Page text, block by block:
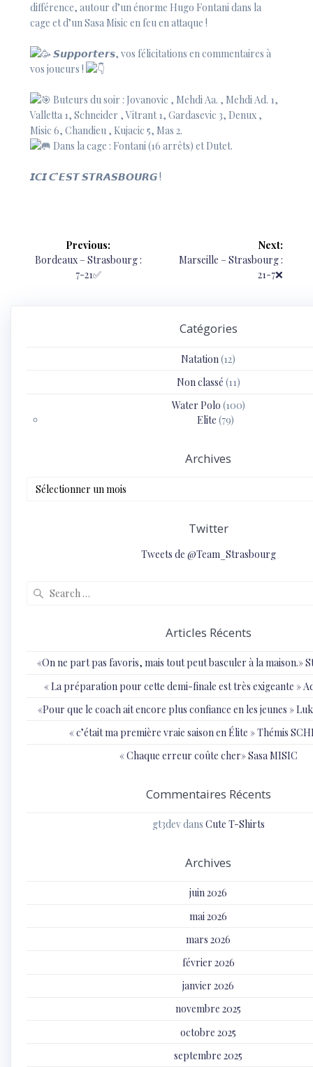
différence, autour d’un énorme Hugo Fontani dans la
cage et d’un Sasa Misic en feu en attaque !
𝙎𝙪𝙥𝙥𝙤𝙧𝙩𝙚𝙧𝙨, vos félicitations en commentaires à
vos joueurs !
Buteurs du soir : Jovanovic , Mehdi Aa. , Mehdi Ad. 1,
Valletta 1, Schneider , Vitrant 1, Gardasevic 3, Denux ,
Misic 6, Chandieu , Kujacic 5, Mas 2.
Dans la cage : Fontani (16 arrêts) et Dutet.
𝙄𝘾𝙄 𝘾’𝙀𝙎𝙏 𝙎𝙏𝙍𝘼𝙎𝘽𝙊𝙐𝙍𝙂 !
Navigation
de
Previous:
Previous
Bordeaux – Strasbourg :
7-21✅
Next:
Next
Marseille – Strasbourg :
21-7❌
Catégories
Natation (12)
Non classé (11)
Water Polo (100)
Elite (79)
Archives
Twitter
Tweets de @Team_Strasbourg
Articles Récents
«On ne part pas favoris, mais tout peut basculer à la maison.»
« ⁠La préparation pour cette demi-finale est très exigeante »
«Pour que le coach ait encore plus confiance en les jeunes »
« c’était ma première vraie saison en Élite » Thémis
« Chaque erreur coûte cher» Sasa MISIC
Commentaires Récents
gt3devdans Cute T-Shirts
Archives
juin 2026
mai 2026
mars 2026
février 2026
janvier 2026
novembre 2025
octobre 2025
septembre 2025